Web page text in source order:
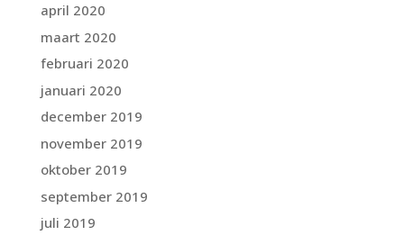
april 2020
maart 2020
februari 2020
januari 2020
december 2019
november 2019
oktober 2019
september 2019
juli 2019